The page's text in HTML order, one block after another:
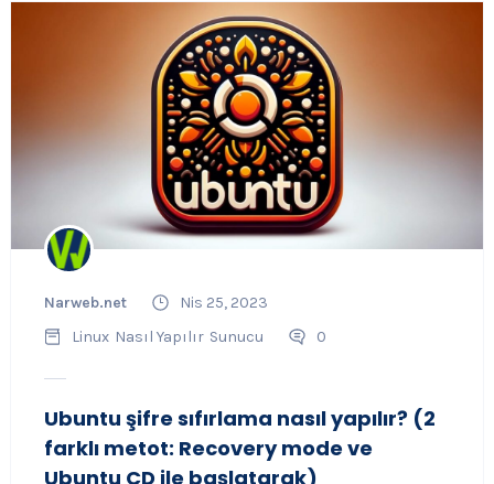
Narweb.net
Nis 25, 2023
Linux Nasıl Yapılır Sunucu 0
Ubuntu şifre sıfırlama nasıl yapılır? (2
farklı metot: Recovery mode ve
Ubuntu CD ile başlatarak)